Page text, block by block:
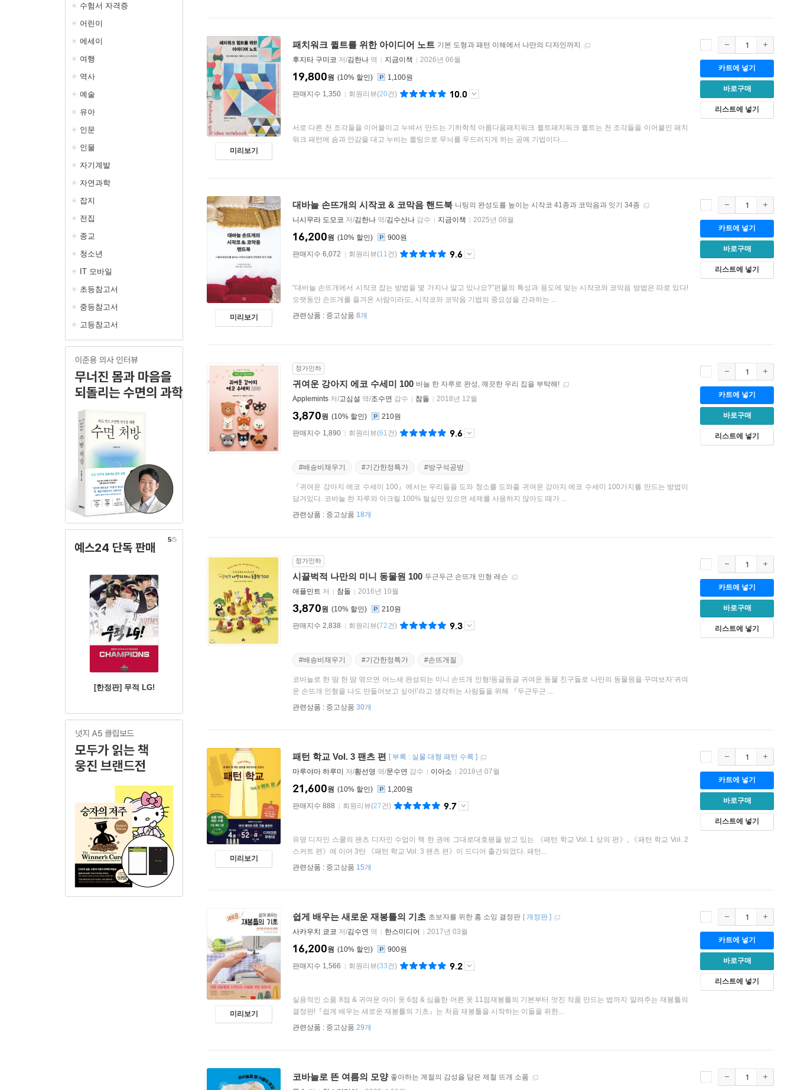
수험서 자격증
어린이
에세이
여행
역사
예술
유아
인문
인물
자기계발
자연과학
잡지
전집
종교
청소년
IT 모바일
초등참고서
중등참고서
고등참고서
예스24 단독 판매
[한정판] 무적 LG!
5/5
미리보기
패치워크 퀼트를 위한 아이디어 노트 기본 도형과 패턴 이해에서 나만의 디자인까지
후지타 구미코 저/김한나 역 지금이책 2026년 06월
10%
19,800원
1,100원
판매지수 1,350
회원리뷰(20건) 10.0
서로 다른 천 조각들을 이어붙이고 누벼서 만드는 기하학적 아름다움패치워크 퀼트패치워크 퀼트는 천 조각들을 이어붙인 패치
워크 패턴에 솜과 안감을 대고 누비는 퀼팅으로 무늬를 두드러지게 하는 공예 기법이다....
카트에 넣기
바로구매
리스트에 넣기
미리보기
대바늘 손뜨개의 시작코 & 코막음 핸드북 니팅의 완성도를 높이는 시작코 41종과 코막음과 잇기 34종
니시무라 도모코 저/김한나 역/김수산나 감수 지금이책 2025년 08월
10%
16,200원
900원
판매지수 6,072
회원리뷰(11건) 9.6
“대바늘 손뜨개에서 시작코 잡는 방법을 몇 가지나 알고 있나요?”편물의 특성과 용도에 맞는 시작코와 코막음 방법은 따로 있다!
오랫동안 손뜨개를 즐겨온 사람이라도, 시작코와 코막음 기법의 중요성을 간과하는 ...
관련상품 : 중고상품 8개
카트에 넣기
바로구매
리스트에 넣기
정가인하
귀여운 강아지 에코 수세미 100 바늘 한 자루로 완성, 깨끗한 우리 집을 부탁해!
Applemints 저/고심설 역/조수연 감수 참돌 2018년 12월
10%
3,870원
210원
판매지수 1,890
회원리뷰(61건) 9.6
#배송비채우기 #기간한정특가 #방구석공방
『귀여운 강아지 에코 수세미 100』에서는 우리들을 도와 청소를 도와줄 귀여운 강아지 에코 수세미 100가지를 만드는 방법이
담겨있다. 코바늘 한 자루와 아크릴 100% 털실만 있으면 세제를 사용하지 않아도 때가 ...
관련상품 : 중고상품 18개
카트에 넣기
바로구매
리스트에 넣기
정가인하
시끌벅적 나만의 미니 동물원 100 두근두근 손뜨개 인형 레슨
애플민트 저 참돌 2016년 10월
10%
3,870원
210원
판매지수 2,838
회원리뷰(72건) 9.3
#배송비채우기 #기간한정특가 #손뜨개질
코바늘로 한 땀 한 땀 엮으면 어느새 완성되는 미니 손뜨개 인형!동글동글 귀여운 동물 친구들로 나만의 동물원을 꾸며보자‘귀여
운 손뜨개 인형을 나도 만들어보고 싶어!’라고 생각하는 사람들을 위해 『두근두근 ...
관련상품 : 중고상품 30개
카트에 넣기
바로구매
리스트에 넣기
미리보기
패턴 학교 Vol. 3 팬츠 편 [ 부록 : 실물 대형 패턴 수록 ]
마루야마 하루미
저/황선영 역/문수연 감수 이아소 2018년 07월
10%
21,600원
1,200원
판매지수 888
회원리뷰(27건) 9.7
유명 디자인 스쿨의 팬츠 디자인 수업이 책 한 권에 그대로대호평을 받고 있는 《패턴 학교 Vol. 1 상의 편》, 《패턴 학교 Vol. 2
스커트 편》에 이어 3탄 《패턴 학교 Vol. 3 팬츠 편》이 드디어 출간되었다. 패턴...
관련상품 : 중고상품 15개
카트에 넣기
바로구매
리스트에 넣기
미리보기
쉽게 배우는 새로운 재봉틀의 기초 초보자를 위한 홈 소잉 결정판 [개정판 ]
사카우치 쿄코 저/김수연 역 한스미디어 2017년 03월
10%
16,200원
900원
판매지수 1,566
회원리뷰(33건) 9.2
실용적인 소품 8점 & 귀여운 아이 옷 6점 & 심플한 어른 옷 11점재봉틀의 기본부터 멋진 작품 만드는 법까지 알려주는 재봉틀의
결정판!『쉽게 배우는 새로운 재봉틀의 기초』는 처음 재봉틀을 시작하는 이들을 위한...
관련상품 : 중고상품 29개
카트에 넣기
바로구매
리스트에 넣기
코바늘로 뜬 여름의 모양 좋아하는 계절의 감성을 담은 제철 뜨개 소품